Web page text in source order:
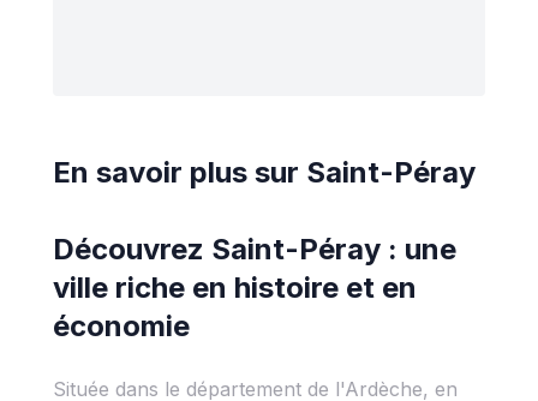
En savoir plus sur Saint-Péray
Découvrez Saint-Péray : une
ville riche en histoire et en
économie
Située dans le département de l'Ardèche, en